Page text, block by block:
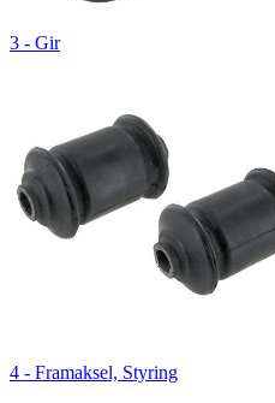
3 - Gir
4 - Framaksel, Styring